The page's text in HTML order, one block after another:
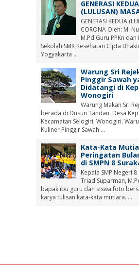
GENERASI KEDUA
(LULUSAN)
GENERASI KEDUA
CORONA Oleh: M.
M.Pd Guru PPKn dan
Sekolah SMK Kesehatan Cipta
Yogyakarta ...
Warung Sri
Pinggir Sawah
Didatangi di
Wonogiri
Warung Makan Sri
berada di Dusun Tandan, Desa
Kecamatan Selogiri, Wonogiri.
Kuliner Pinggir Sawah ...
Kata-Kata
Peringatan
di SMPN 8
Kepala SMP Negeri
Triad Suparman,
bapak ibu guru dan siswa foto
karya tulisan kata-kata mutiara. ...